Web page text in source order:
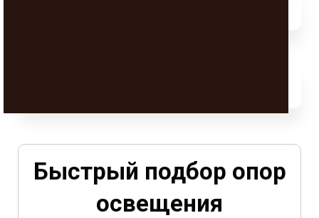
Быстрый подбор опор
освещения